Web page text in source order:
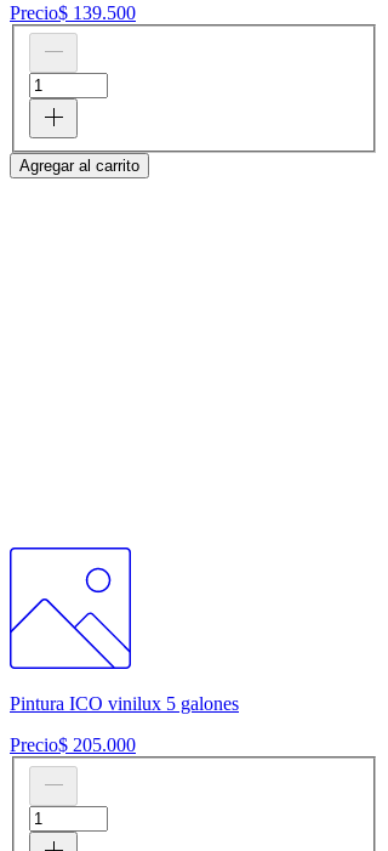
Precio$ 139.500
Agregar al carrito
Pintura ICO vinilux 5 galones
Precio$ 205.000